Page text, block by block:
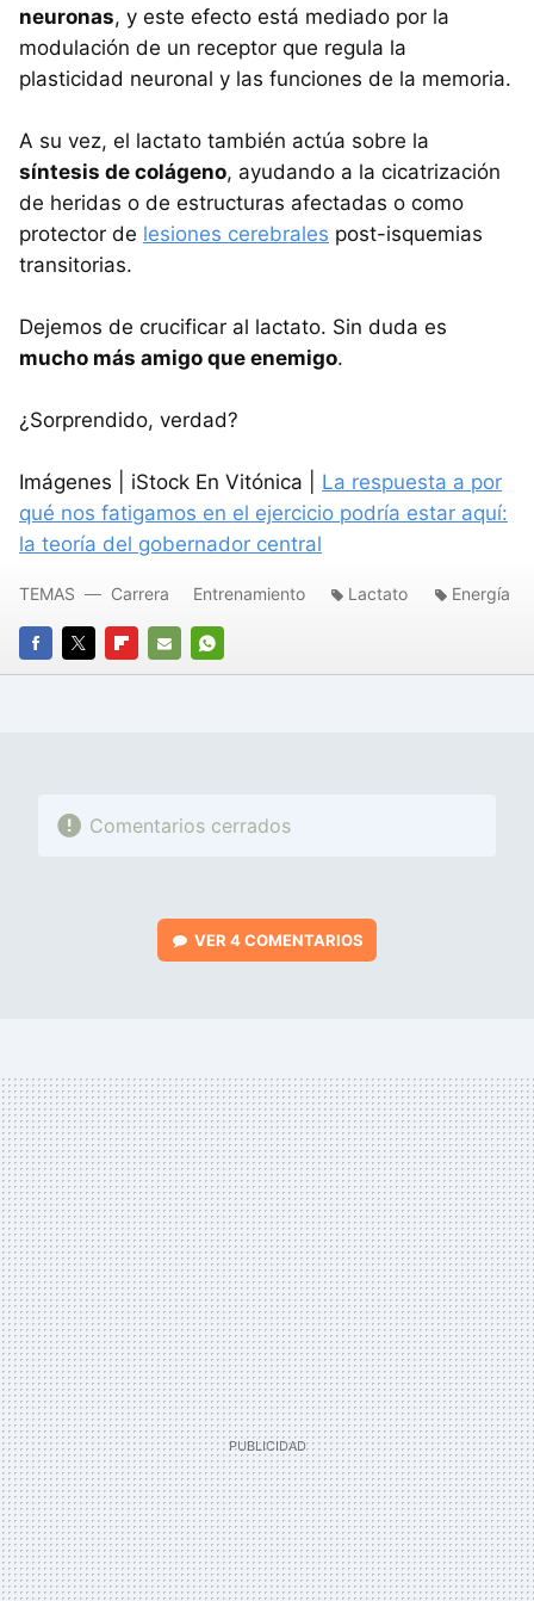
neuronas, y este efecto está mediado por la
modulación de un receptor que regula la
plasticidad neuronal y las funciones de la memoria.
A su vez, el lactato también actúa sobre la
síntesis de colágeno, ayudando a la cicatrización
de heridas o de estructuras afectadas o como
protector de lesiones cerebrales post-isquemias
transitorias.
Dejemos de crucificar al lactato. Sin duda es
mucho más amigo que enemigo.
¿Sorprendido, verdad?
Imágenes | iStock En Vitónica | La respuesta a por
qué nos fatigamos en el ejercicio podría estar aquí:
la teoría del gobernador central
FACEBOOK
TWITTERFLIPBOARD
E-
WHATSAPP
TEMAS Carrera Entrenamiento Lactato Energía
Comentarios cerrados
VER 4 COMENTARIOS